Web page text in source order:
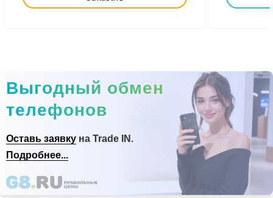
Выгодный обмен
телефонов
Оставь заявку на Trade IN.
Подробнее...